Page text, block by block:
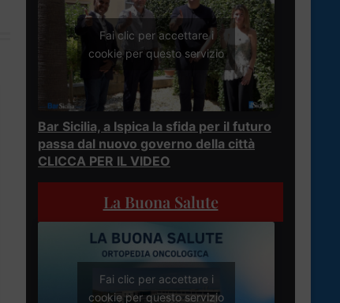
Fai clic per accettare i
cookie per questo servizio
Bar Sicilia, a Ispica la sfida per il futuro
passa dal nuovo governo della città
CLICCA PER IL VIDEO
La Buona Salute
Fai clic per accettare i
cookie per questo servizio